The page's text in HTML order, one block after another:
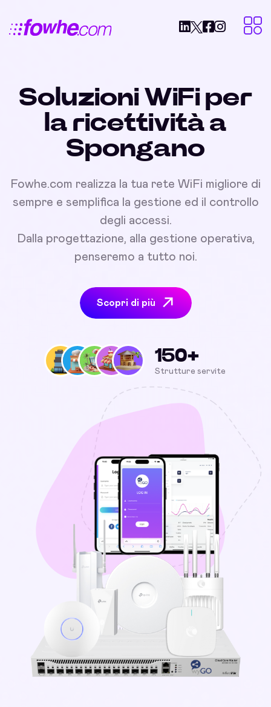
Soluzioni WiFi per
la ricettività a
Spongano
Fowhe.com realizza la tua rete WiFi migliore di
sempre e semplifica la gestione ed il controllo
degli accessi.
Dalla progettazione, alla gestione operativa,
penseremo a tutto noi.
Scopri di più
150+
Strutture servite